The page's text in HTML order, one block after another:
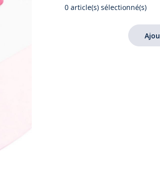
0 article(s) sélectionné(s)